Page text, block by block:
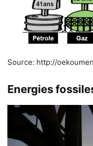
Source: http://
Energies